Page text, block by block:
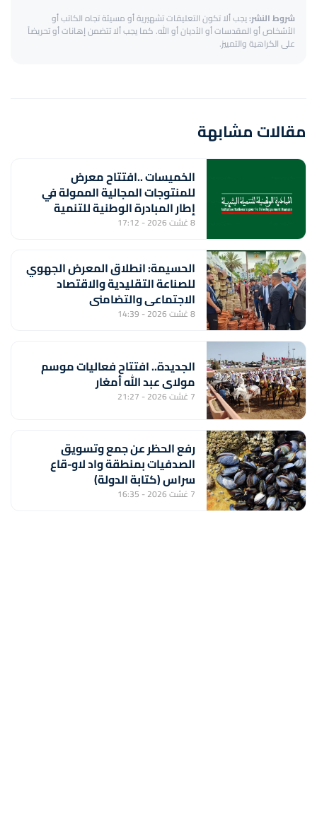
شروط النشر:يجب ألا تكون التعليقات تشهيرية أو مسيئة تجاه الكاتب أو
الأشخاص أو المقدسات أو الأديان أو الله. كما يجب ألا تتضمن إهانات أو تحريضاً
على الكراهية والتمييز.
مقالات مشابهة
الخميسات ..افتتاح معرض
للمنتوجات المجالية الممولة في
إطار المبادرة الوطنية للتنمية
البشرية
8 غشت 2026 - 17:12
الحسيمة: انطلاق المعرض الجهوي
للصناعة التقليدية والاقتصاد
الاجتماعي والتضامني
8 غشت 2026 - 14:39
الجديدة.. افتتاح فعاليات موسم
مولاي عبد الله أمغار
7 غشت 2026 - 21:27
رفع الحظر عن جمع وتسويق
الصدفيات بمنطقة واد لاو-قاع
سراس (كتابة الدولة)
7 غشت 2026 - 16:35